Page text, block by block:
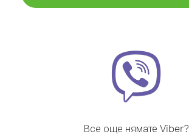
Все още нямате Viber?